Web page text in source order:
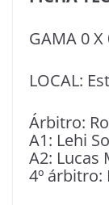
GAMA 0 X
LOCAL:
Árbitro:
A1: Lehi
A2: Lucas
4º árbitro: